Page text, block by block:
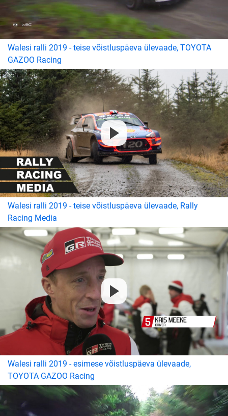
Walesi ralli 2019 - teise võistluspäeva ülevaade, TOYOTA
GAZOO Racing
Walesi ralli 2019 - teise võistluspäeva ülevaade, Rally
Racing Media
Walesi ralli 2019 - esimese võistluspäeva ülevaade,
TOYOTA GAZOO Racing